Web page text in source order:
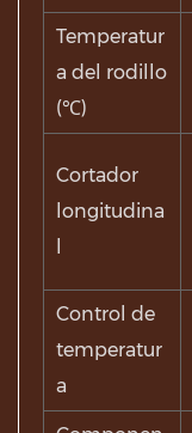
Temperatur
a del rodillo
(℃)
Cortador
longitudina
Control de
temperatur
a